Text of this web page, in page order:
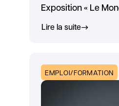
Exposition « Le
Lire la suite
EMPLOI/FORMATION